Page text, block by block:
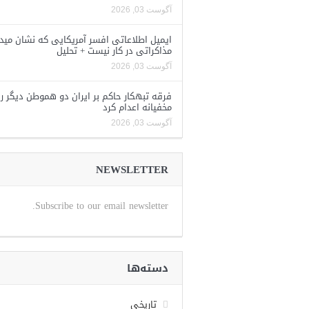
آگوست 03, 2026
ایمیل اطلاعاتی افسر آمریکایی که نشان
مذاکراتی در کار نیست + تحلیل
آگوست 03, 2026
فرقه تبهکار حاکم بر ایران دو هموطن دیگر
مخفیانه اعدام کرد
آگوست 03, 2026
NEWSLETTER
Subscribe to our email newsletter.
دسته‌ها
تاریخی